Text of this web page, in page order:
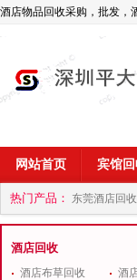
酒店物品回收采购，批发，
网站首页 宾馆
热门产品： 东莞酒店回
商 深圳酒店用品回收公司
酒店回收
酒店布草回收
酒